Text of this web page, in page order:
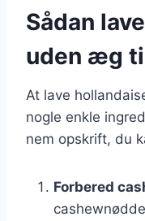
Sådan
uden æg
At lave
nogle enkle
nem opskrift, du
Forbered